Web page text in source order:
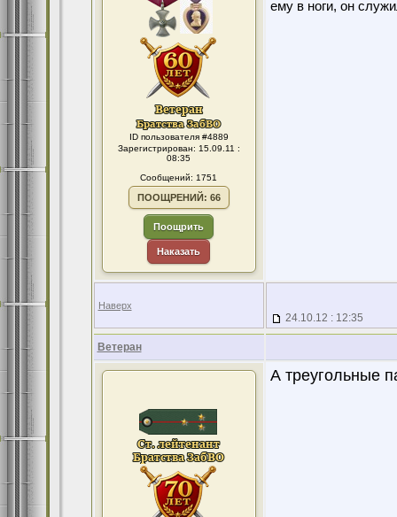
ID пользователя #4889
Зарегистрирован: 15.09.11 :
08:35
Сообщений: 1751
ПООЩРЕНИЙ: 66
Поощрить
Наказать
ему в ноги, он
Наверх
24.10.12 : 12:35
Ветеран
А треугольные